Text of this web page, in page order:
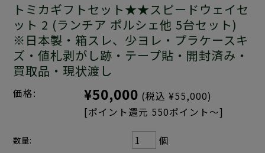
トミカギフトセット★★スピードウェイセ
ット 2 (ランチア ポルシェ他 5台セット)
※日本製・箱スレ、少ヨレ・プラケースキ
ズ・値札剥がし跡・テープ貼・開封済み・
買取品・現状渡し
価格: ¥50,000 (税込 ¥55,000)
[ポイント還元 550ポイント～]
数量: 個